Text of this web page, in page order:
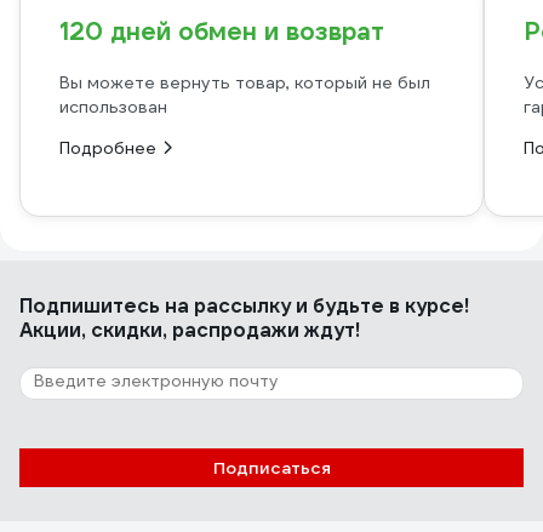
120 дней обмен и возврат
Вы можете вернуть товар, который не был
использован
Подробнее
Подпишитесь на рассылкуи будьте в курсе!
Акции, скидки, распродажи ждут!
Подписаться